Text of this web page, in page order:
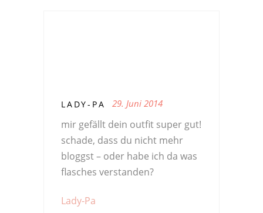
LADY-PA 29. Juni 2014
mir gefällt dein outfit super gut!
schade, dass du nicht mehr
bloggst – oder habe ich da was
flasches verstanden?
Lady-Pa